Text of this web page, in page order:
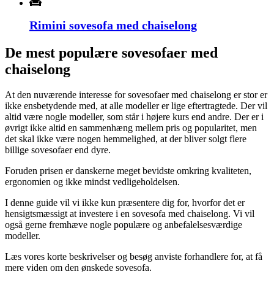
Rimini sovesofa med chaiselong
De mest populære sovesofaer med
chaiselong
At den nuværende interesse for sovesofaer med chaiselong er stor er
ikke ensbetydende med, at alle modeller er lige eftertragtede. Der vil
altid være nogle modeller, som står i højere kurs end andre. Der er i
øvrigt ikke altid en sammenhæng mellem pris og popularitet, men
det skal ikke være nogen hemmelighed, at der bliver solgt flere
billige sovesofaer end dyre.
Foruden prisen er danskerne meget bevidste omkring kvaliteten,
ergonomien og ikke mindst vedligeholdelsen.
I denne guide vil vi ikke kun præsentere dig for, hvorfor det er
hensigtsmæssigt at investere i en sovesofa med chaiselong. Vi vil
også gerne fremhæve nogle populære og anbefalelsesværdige
modeller.
Læs vores korte beskrivelser og besøg anviste forhandlere for, at få
mere viden om den ønskede sovesofa.